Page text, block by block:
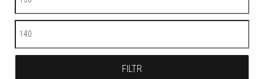
Maximální cena
FILTR